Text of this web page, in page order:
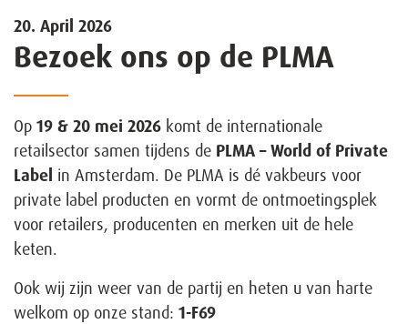
20. April 2026
Bezoek ons op de PLMA
Op 19 & 20 mei 2026 komt de internationale
retailsector samen tijdens de PLMA – World of Private
Label in Amsterdam. De PLMA is dé vakbeurs voor
private label producten en vormt de ontmoetingsplek
voor retailers, producenten en merken uit de hele
keten.
Ook wij zijn weer van de partij en heten u van harte
welkom op onze stand: 1-F69